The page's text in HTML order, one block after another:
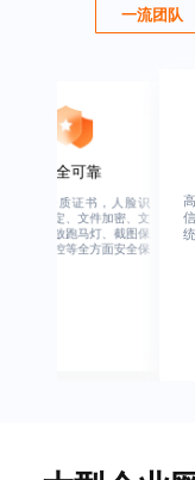
一流团队
安全可靠
业权威资质证书，人脸识
、设备绑定、文件加密、文
水印、播放跑马灯、截图保
、权限管控等全方面安全保